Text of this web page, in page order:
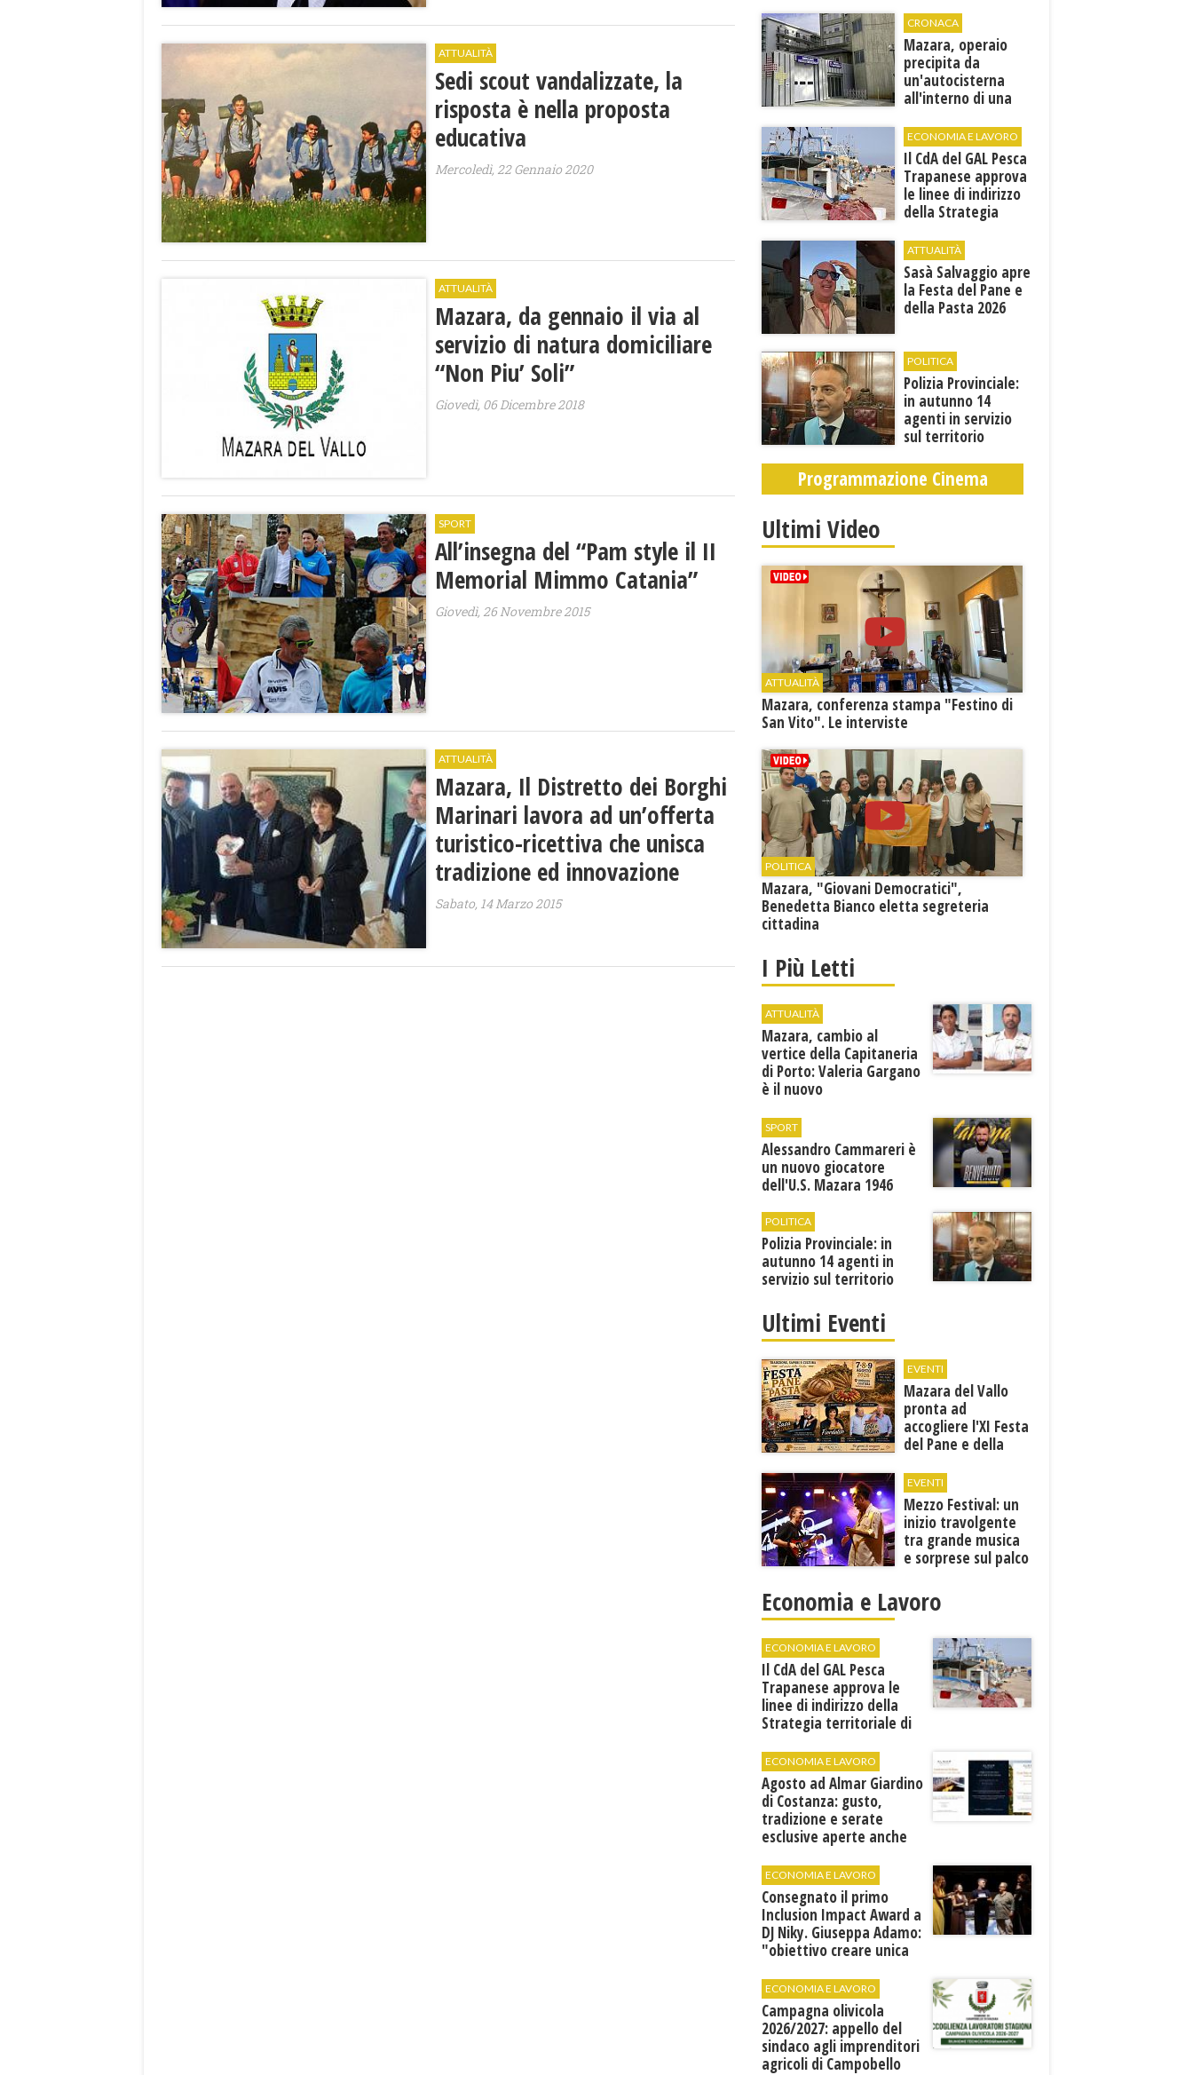
ATTUALITÀ
Sedi scout vandalizzate, la
risposta è nella proposta
educativa
Mercoledì, 22 Gennaio 2020
ATTUALITÀ
Mazara, da gennaio il via al
servizio di natura domiciliare
“Non Piu’ Soli”
Giovedì, 06 Dicembre 2018
SPORT
All’insegna del “Pam style il II
Memorial Mimmo Catania”
Giovedì, 26 Novembre 2015
ATTUALITÀ
Mazara, Il Distretto dei Borghi
Marinari lavora ad un’offerta
turistico-ricettiva che unisca
tradizione ed innovazione
Sabato, 14 Marzo 2015
CRONACA
Mazara, operaio
precipita da
un'autocisterna
all'interno di una
condizioni al "Villa
Sofia"
ECONOMIA E LAVORO
Il CdA del GAL Pesca
Trapanese approva
le linee di indirizzo
della Strategia
sviluppo
ATTUALITÀ
Sasà Salvaggio apre
la Festa del Pane e
della Pasta 2026
POLITICA
Polizia Provinciale:
in autunno 14
agenti in servizio
sul territorio
Programmazione Cinema
Ultimi Video
ATTUALITÀ
Mazara, conferenza stampa "Festino di
San Vito". Le interviste
POLITICA
Mazara, "Giovani Democratici",
Benedetta Bianco eletta segreteria
cittadina
I Più Letti
ATTUALITÀ
Mazara, cambio al
vertice della Capitaneria
di Porto: Valeria Gargano
è il nuovo
SPORT
Alessandro Cammareri è
un nuovo giocatore
dell'U.S. Mazara 1946
POLITICA
Polizia Provinciale: in
autunno 14 agenti in
servizio sul territorio
Ultimi Eventi
EVENTI
Mazara del Vallo
pronta ad
accogliere l'XI Festa
del Pane e della
EVENTI
Mezzo Festival: un
inizio travolgente
tra grande musica
e sorprese sul palco
Economia e Lavoro
ECONOMIA E LAVORO
Il CdA del GAL Pesca
Trapanese approva le
linee di indirizzo della
Strategia territoriale di
ECONOMIA E LAVORO
Agosto ad Almar Giardino
di Costanza: gusto,
tradizione e serate
esclusive aperte anche
ECONOMIA E LAVORO
Consegnato il primo
Inclusion Impact Award a
DJ Niky. Giuseppa Adamo:
"obiettivo creare unica
ECONOMIA E LAVORO
Campagna olivicola
2026/2027: appello del
sindaco agli imprenditori
agricoli di Campobello